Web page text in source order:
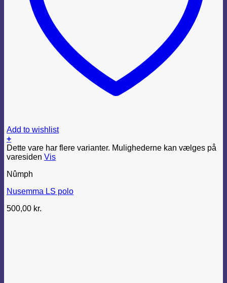
Add to wishlist
+
Dette vare har flere varianter. Mulighederne kan vælges på
varesiden Vis
Nûmph
Nusemma LS polo
500,00 kr.